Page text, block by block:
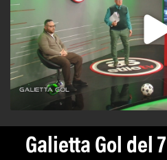
Galietta Gol del